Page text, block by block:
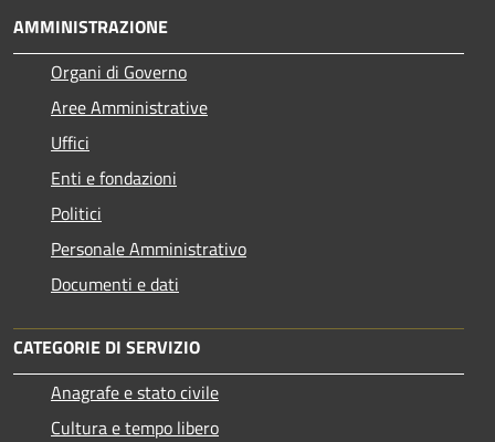
AMMINISTRAZIONE
Organi di Governo
Aree Amministrative
Uffici
Enti e fondazioni
Politici
Personale Amministrativo
Documenti e dati
CATEGORIE DI SERVIZIO
Anagrafe e stato civile
Cultura e tempo libero